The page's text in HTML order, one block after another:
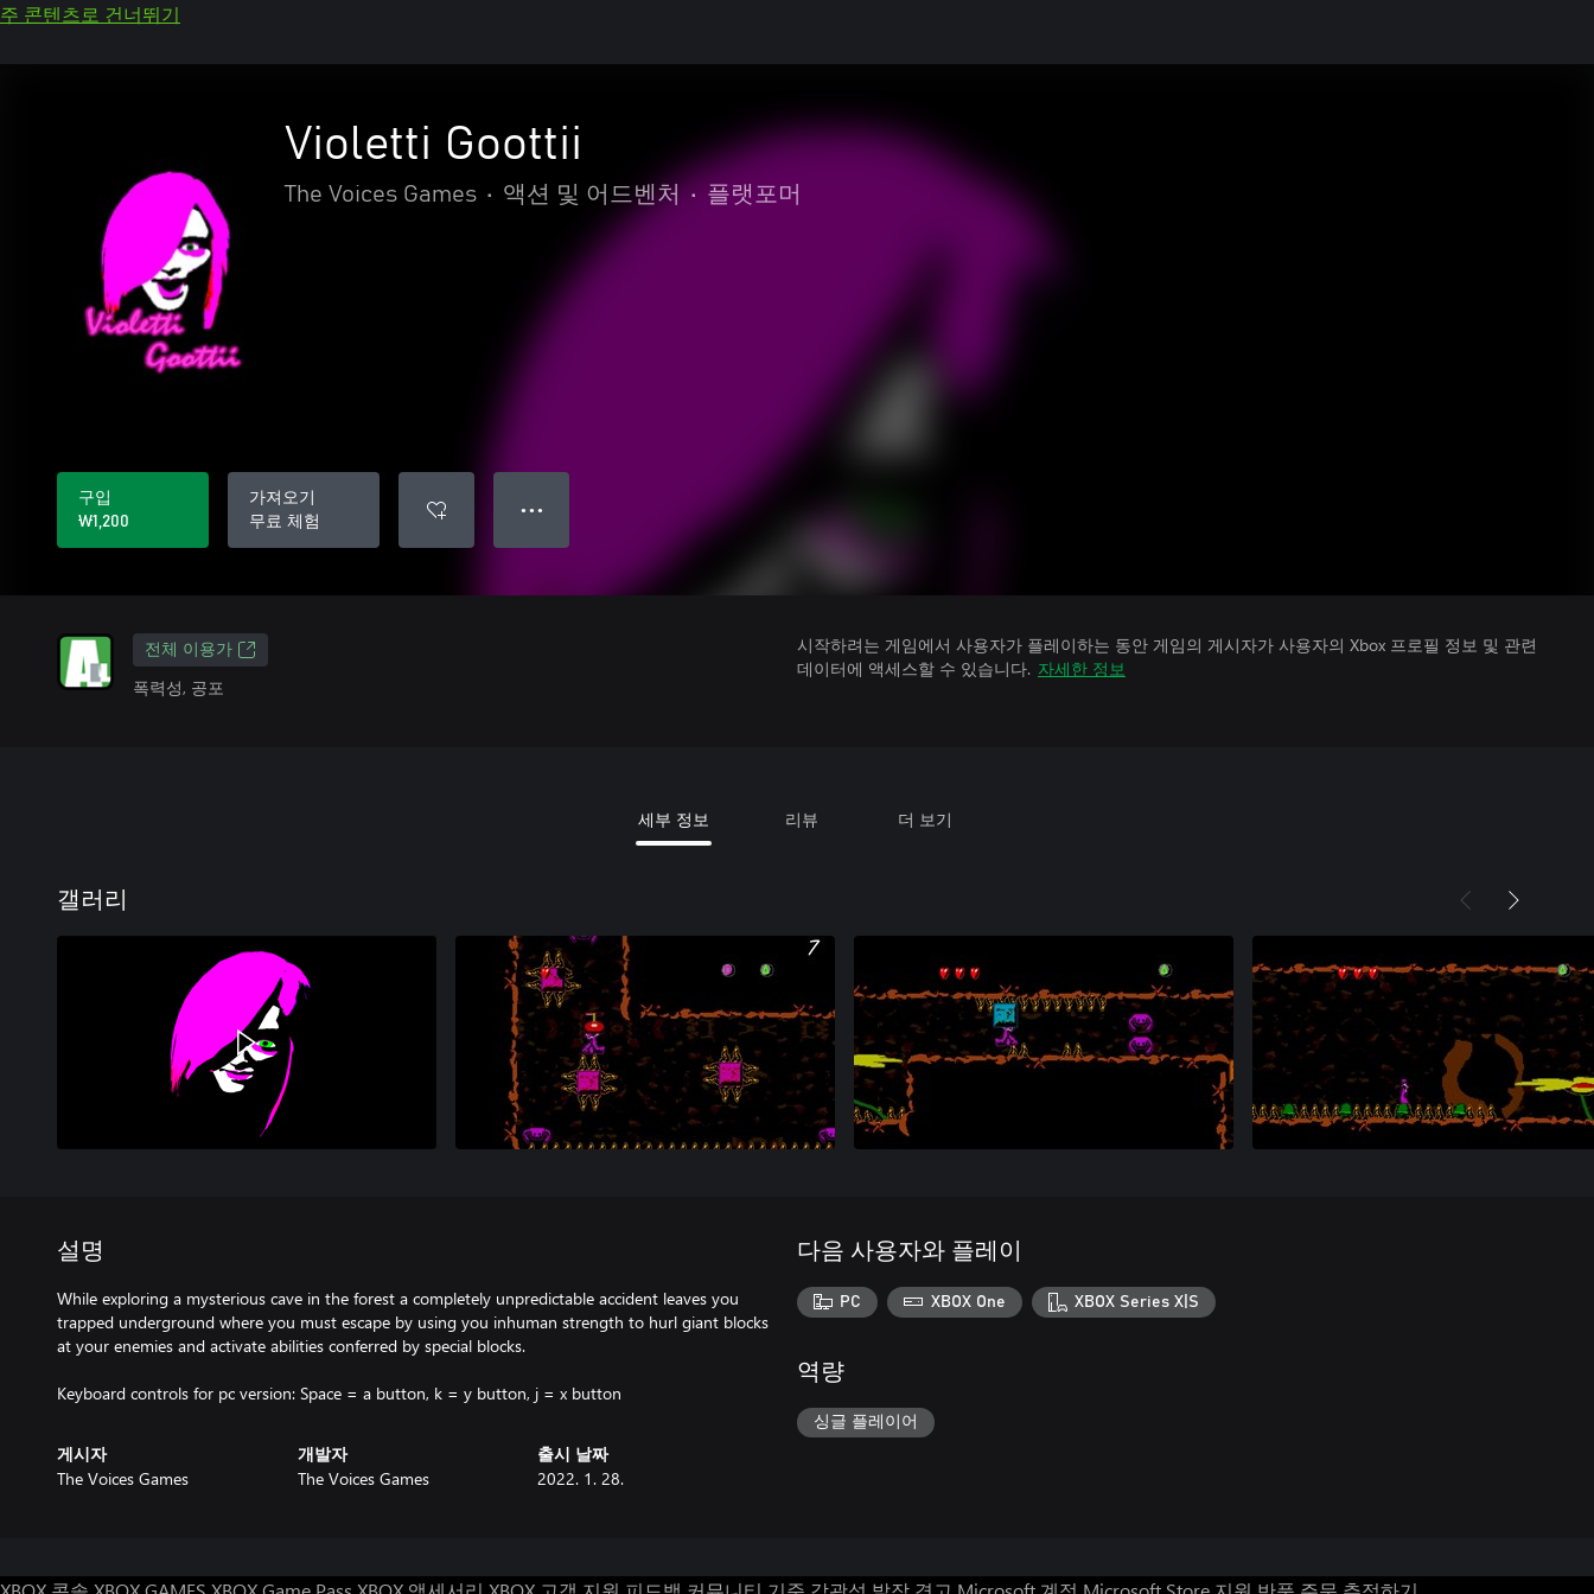
주 콘텐츠로 건너뛰기
Violetti Goottii
The Voices Games • 액션 및 어드벤처 • 플랫포머
구입
₩1,200
가져오기
무료 체험
● ● ●
전체 이용가
폭력성, 공포
시작하려는 게임에서 사용자가 플레이하는 동안 게임의 게시자가 사용자의 Xbox 프로필 정보 및 관련
데이터에 액세스할 수 있습니다. 자세한 정보
세부 정보 리뷰 더 보기
갤러리
설명
While exploring a mysterious cave in the forest a completely unpredictable accident leaves you
trapped underground where you must escape by using you inhuman strength to hurl giant blocks
at your enemies and activate abilities conferred by special blocks.
Keyboard controls for pc version: Space = a button, k = y button, j = x button
게시자
The Voices Games
개발자
The Voices Games
출시 날짜
2022. 1. 28.
다음 사용자와 플레이
PC XBOX One XBOX Series X|S
역량
싱글 플레이어